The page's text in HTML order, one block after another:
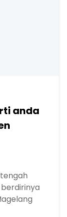
anda